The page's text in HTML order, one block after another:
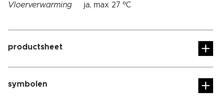
Vloerverwarming
ja, max 27 ºC
productsheet
symbolen